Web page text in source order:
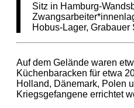
Sitz in Hamburg-
Hobus-Lager,
Auf dem Gelände waren
Küchenbaracken für etwa
Holland, Dänemark, Polen
Kriegsgefangene errichtet